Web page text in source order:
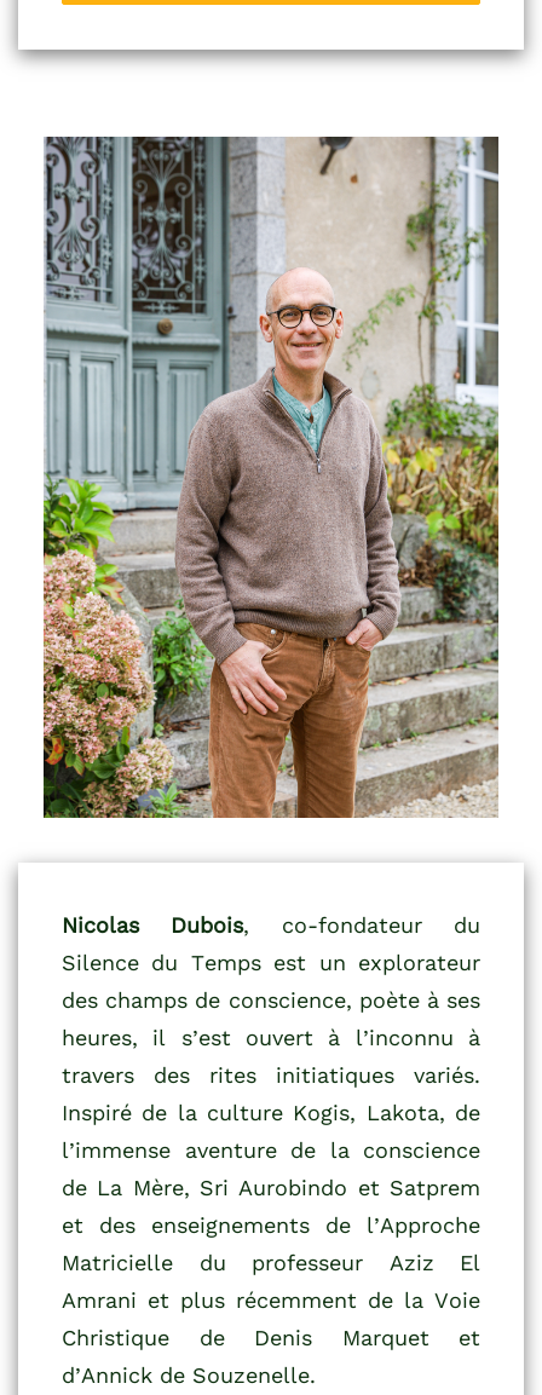
© Stéphane Clément / YaPasPhoto
Nicolas Dubois, co-fondateur du
Silence du Temps est un explorateur
des champs de conscience, poète à ses
heures, il s’est ouvert à l’inconnu à
travers des rites initiatiques variés.
Inspiré de la culture Kogis, Lakota, de
l’immense aventure de la conscience
de La Mère, Sri Aurobindo et Satprem
et des enseignements de l’Approche
Matricielle du professeur Aziz El
Amrani et plus récemment de la Voie
Christique de Denis Marquet et
d’Annick de Souzenelle.